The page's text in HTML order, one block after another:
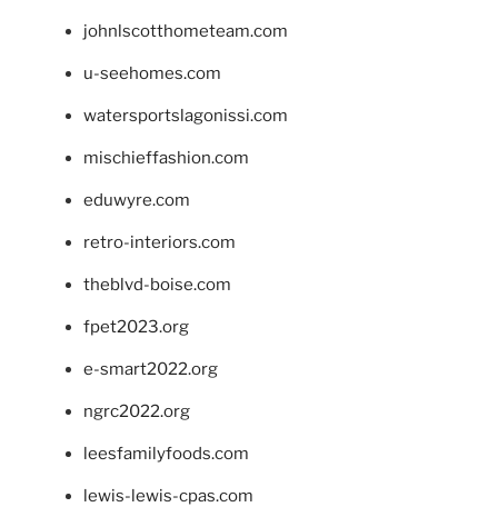
johnlscotthometeam.com
u-seehomes.com
watersportslagonissi.com
mischieffashion.com
eduwyre.com
retro-interiors.com
theblvd-boise.com
fpet2023.org
e-smart2022.org
ngrc2022.org
leesfamilyfoods.com
lewis-lewis-cpas.com